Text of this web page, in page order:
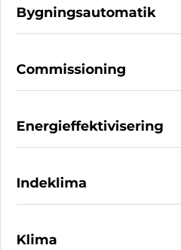
Bygningsautomatik
Commissioning
Energieffektivisering
Indeklima
Klima